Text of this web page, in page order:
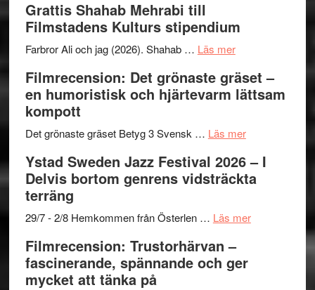
Files:
I
Want
Believe
–
Frankenshtey
med
Fox
och
Scully
West
presenterar
nya
titlar
årets
Grattis Shahab Mehrabi till
Filmstadens Kulturs stipendium
Farbror Ali och jag (2026). Shahab … Läs merom
Shahab
Mehrabi
Filmstadens
stipendium
Filmrecension: Det grönaste gräset –
en humoristisk och hjärtevarm lättsam
kompott
Det grönaste gräset Betyg 3 Svensk … Läs merom
Det
grönaste
–
och
Ystad Sweden Jazz Festival 2026 – I
Delvis bortom genrens vidsträckta
terräng
29/7 - 2/8 Hemkommen från Österlen … Läs merom
Filmrecension: Trustorhärvan –
fascinerande, spännande och ger
mycket att tänka på